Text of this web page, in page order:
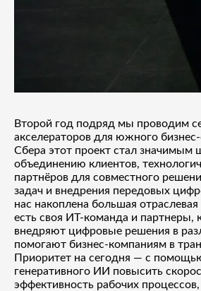
Второй год подряд мы проводим
акселераторов для южного
Сбера этот проект стал значимым
объединению клиентов,
партнёров для совместного
задач и внедрения передовых
нас накоплена большая отраслевая
есть своя ИТ-команда и партнеры,
внедряют цифровые решения в
помогают бизнес-компаниям в
Приоритет на сегодня — с
генеративного ИИ повысить
эффективность рабочих